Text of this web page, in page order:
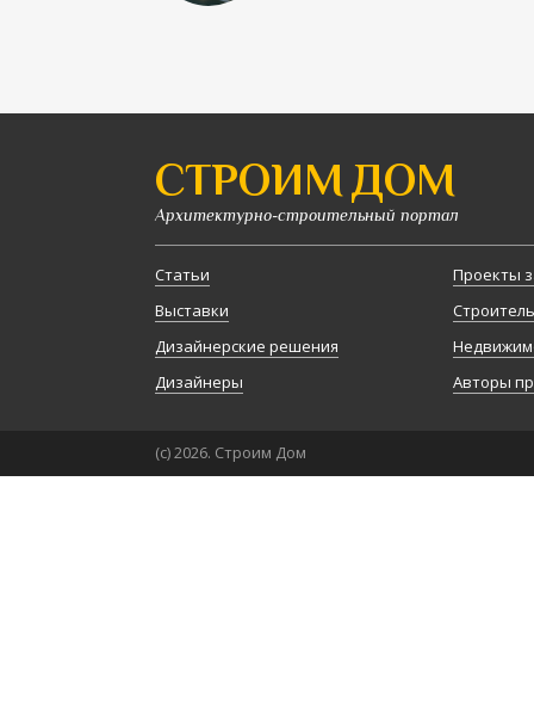
СТРОИМ ДОМ
Архитектурно-строительный портал
Статьи
Выставки
Дизайнерские решения
Дизайнеры
Проекты
Авторы
(с) 2026. Строим Дом